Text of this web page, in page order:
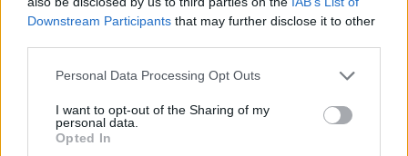
Downstream Participants that may further disclose it to other
Please note that this website/app uses one or more Google
not limited to your visit or usage behaviour. You may click to
grant or deny consent to Google and its third-party tags to
use your data for below specified purposes in below Google
Personal Data Processing Opt Outs
I want to opt-out of the Sharing of my
personal data.
Opted In
αποφύγουν τους εχθρούς τους και ταυτόχρονα να
ανακαλύψουν ποιος ευθύνεται για τον θάνατο του
Τζέισον.
Διαθέσιμο στο Netflix στις 5 Δεκεμβρίου